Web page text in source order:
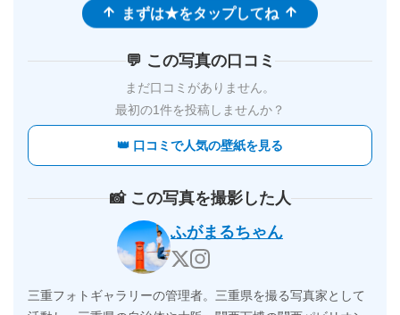
まずは★をタップしてね
💬 この写真の口コミ
まだ口コミがありません。
最初の1件を投稿しませんか？
👑 口コミで人気の壁紙を見る
📸 この写真を撮影した人
ふがまるちゃん
三重フォトギャラリーの管理者。三重県を撮る写真家として